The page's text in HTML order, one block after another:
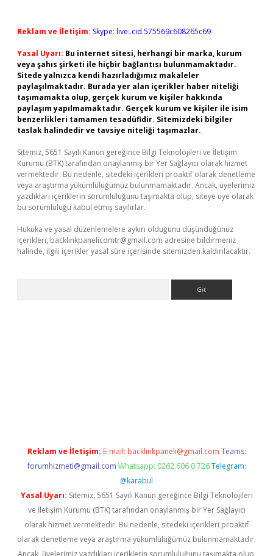
Reklam ve İletişim: Skype: live:.cid.575569c608265c69
Yasal Uyarı: Bu internet sitesi, herhangi bir marka, kurum
veya şahıs şirketi ile hiçbir bağlantısı bulunmamaktadır.
Sitede yalnızca kendi hazırladığımız makaleler
paylaşılmaktadır. Burada yer alan içerikler haber niteliği
taşımamakta olup, gerçek kurum ve kişiler hakkında
paylaşım yapılmamaktadır. Gerçek kurum ve kişiler ile isim
benzerlikleri tamamen tesadüfidir. Sitemizdeki bilgiler
taslak halindedir ve tavsiye niteliği taşımazlar.
Sitemiz, 5651 Sayılı Kanun gereğince Bilgi Teknolojileri ve İletişim
Kurumu (BTK) tarafından onaylanmış bir Yer Sağlayıcı olarak hizmet
vermektedir. Bu nedenle, sitedeki içerikleri proaktif olarak denetleme
veya araştırma yükümlülüğümüz bulunmamaktadır. Ancak, üyelerimiz
yazdıkları içeriklerin sorumluluğunu taşımakta olup, siteye üye olarak
bu sorumluluğu kabul etmiş sayılırlar.
Hukuka ve yasal düzenlemelere aykırı olduğunu düşündüğünüz
içerikleri, backlinkpanelicomtr@gmail.com adresine bildirmeniz
halinde, ilgili içerikler yasal süre içerisinde sitemizden kaldırılacaktır.
Reklam ve İletişim: E-mail: backlinkpaneli@gmail.com Teams:
forumhizmeti@gmail.com Whatsapp: 0262 606 0 726 Telegram:
@karabul
Yasal Uyarı: Sitemiz, 5651 Sayılı Kanun gereğince Bilgi Teknolojileri
ve İletişim Kurumu (BTK) tarafından onaylanmış bir Yer Sağlayıcı
olarak hizmet vermektedir. Bu nedenle, sitedeki içerikleri proaktif
olarak denetleme veya araştırma yükümlülüğümüz bulunmamaktadır.
Ancak, üyelerimiz yazdıkları içeriklerin sorumluluğunu taşımakta olup,